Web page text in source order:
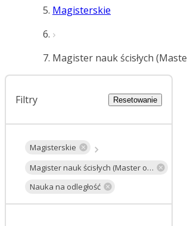
Magisterskie
Magister nauk ścisłych
Filtry Resetowanie
Magisterskie
Magister nauk ścisłych (Master of Science)
Nauka na odległość